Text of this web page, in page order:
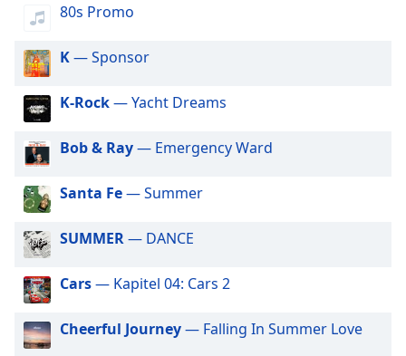
Audio
Picture-
Picture
Fullscreen
modal
window.
Beginning
dialog
window.
Escape
80s Promo
K— Sponsor
K-Rock— Yacht Dreams
Bob & Ray— Emergency Ward
Santa Fe— Summer
SUMMER— DANCE
Cars— Kapitel 04: Cars 2
Cheerful Journey— Falling In Summer Love